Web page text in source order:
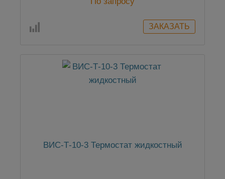
ВИС-Т-10-3 Термостат жидкостный